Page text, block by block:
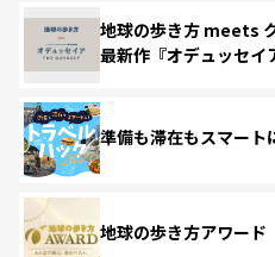
地球の歩き方 meets
最新作『オデュッセイ
準備も滞在もスマー
地球の歩き方アワード